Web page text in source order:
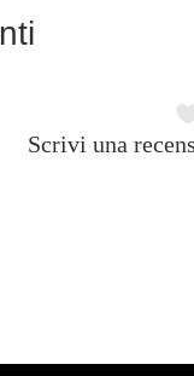
Scrivi una